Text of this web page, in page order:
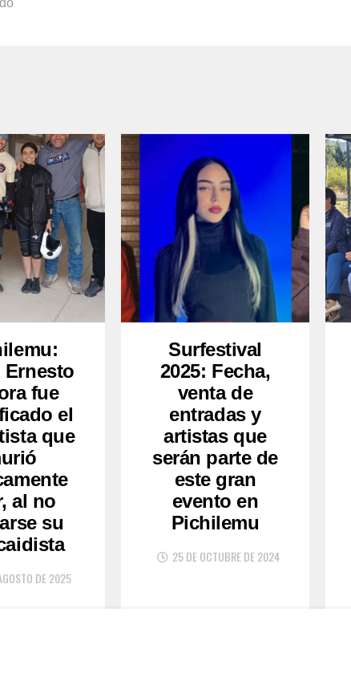
Ernesto
fue
el
que
al no
su
DE 2025
Surfestival
2025: Fecha,
venta de
entradas y
artistas que
serán parte de
este gran
evento en
Pichilemu
25 DE OCTUBRE DE 2024